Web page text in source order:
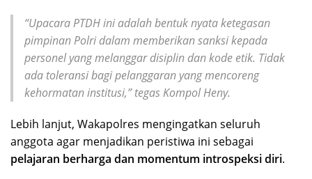
“Upacara PTDH ini adalah bentuk nyata ketegasan
pimpinan Polri dalam memberikan sanksi kepada
personel yang melanggar disiplin dan kode etik. Tidak
ada toleransi bagi pelanggaran yang mencoreng
kehormatan institusi,” tegas Kompol Heny.
Lebih lanjut, Wakapolres mengingatkan seluruh
anggota agar menjadikan peristiwa ini sebagai
pelajaran berharga dan momentum introspeksi diri.